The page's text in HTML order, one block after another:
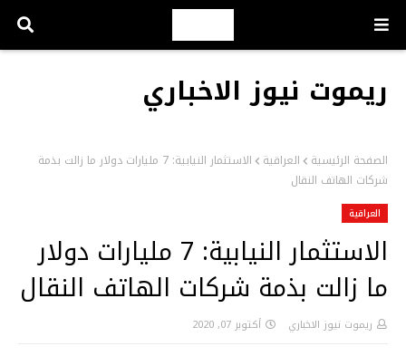
ريموت نيوز الاخباري
الصفحة الرئيسية العراقية
الاستثمار النيابية: 7 مليارات دولار ما زالت بذمة
شركات الهاتف النقال
العراقية
الاستثمار النيابية: 7 مليارات دولار
ما زالت بذمة شركات الهاتف النقال
ريموت نيوز الاخباري أكتوبر 07, 2020